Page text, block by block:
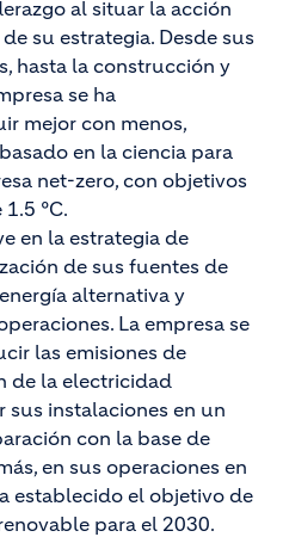
al situar la acción
su estrategia. Desde sus
hasta la construcción y
se ha
mejor con menos,
en la ciencia para
net-zero, con objetivos
°C.
en la estrategia de
de sus fuentes de
alternativa y
La empresa se
las emisiones de
de la electricidad
instalaciones en un
con la base de
en sus operaciones en
establecido el objetivo de
para el 2030.